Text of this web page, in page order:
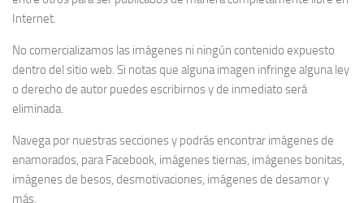
Internet.
No comercializamos las imágenes ni ningún contenido expuesto
dentro del sitio web. Si notas que alguna imagen infringe alguna ley
o derecho de autor puedes escribirnos y de inmediato será
eliminada.
Navega por nuestras secciones y podrás encontrar imágenes de
enamorados, para Facebook, imágenes tiernas, imágenes bonitas,
imágenes de besos, desmotivaciones, imágenes de desamor y
más.